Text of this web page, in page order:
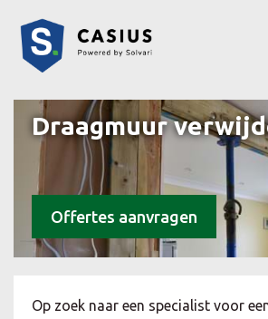
Draagmuur
Offertes aanvragen
Op zoek naar een specialist voor